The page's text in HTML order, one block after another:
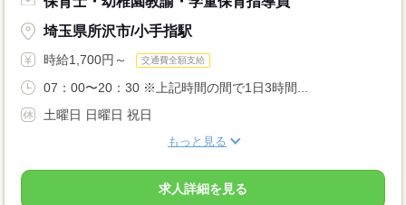
埼玉県所沢市/小手指駅
時給1,700円～ 交通費全額支給
07：00〜20：30 ※上記時間の間で1日3時間...
土曜日 日曜日 祝日
もっと見る
求人詳細を見る